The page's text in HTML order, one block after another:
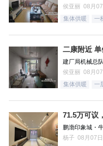
侯亚丽 08月07
集体供暖 一
建厂局机械总
侯亚丽 08月07
集体供暖 一
鹏渤印象城・
杨子 08月07日